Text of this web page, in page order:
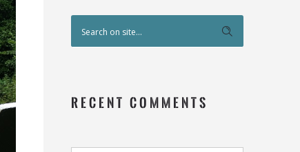
RECENT COMMENTS